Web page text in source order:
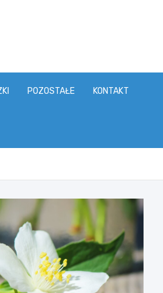
POZOSTAŁE KONTAKT